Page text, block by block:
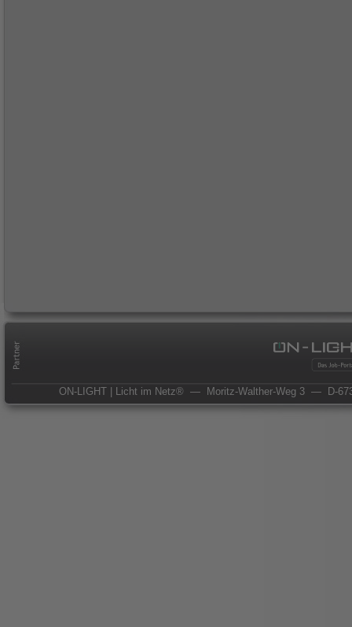
ON-LIGHT | Licht im Netz® — Moritz-Walther-Weg 3 — D-